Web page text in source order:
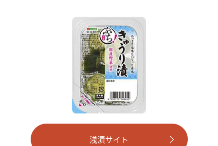
浅漬サイト